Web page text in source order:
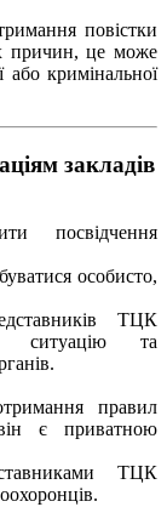
повістки
причин, це може
або кримінальної
закладів
посвідчення
особисто,
ТЦК
ситуацію та
правил
є приватною
ТЦК